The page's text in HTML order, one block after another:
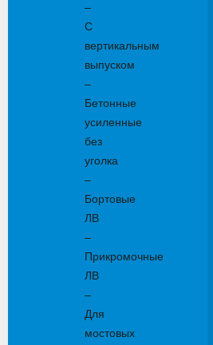
–
С
вертикальным
выпуском
–
Бетонные
усиленные
без
уголка
–
Бортовые
ЛВ
–
Прикромочные
ЛВ
–
Для
мостовых